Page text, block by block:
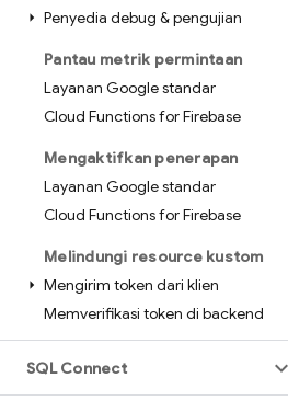
Penyedia debug & pengujian
Pantau metrik permintaan
Layanan Google standar
Cloud Functions for Firebase
Mengaktifkan penerapan
Layanan Google standar
Cloud Functions for Firebase
Melindungi resource kustom
Mengirim token dari klien
Memverifikasi token di backend
SQL Connect